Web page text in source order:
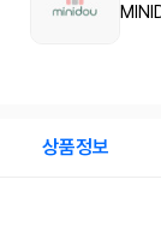
상품정보